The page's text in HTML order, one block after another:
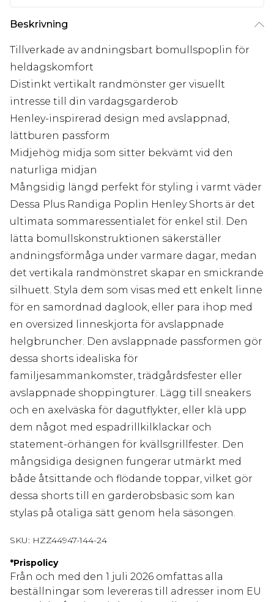
Beskrivning
Tillverkade av andningsbart bomullspoplin för
heldagskomfort
Distinkt vertikalt randmönster ger visuellt
intresse till din vardagsgarderob
Henley-inspirerad design med avslappnad,
lättburen passform
Midjehög midja som sitter bekvämt vid den
naturliga midjan
Mångsidig längd perfekt för styling i varmt väder
Dessa Plus Randiga Poplin Henley Shorts är det
ultimata sommaressentialet för enkel stil. Den
lätta bomullskonstruktionen säkerställer
andningsförmåga under varmare dagar, medan
det vertikala randmönstret skapar en smickrande
silhuett. Styla dem som visas med ett enkelt linne
för en samordnad daglook, eller para ihop med
en oversized linneskjorta för avslappnade
helgbruncher. Den avslappnade passformen gör
dessa shorts idealiska för
familjesammankomster, trädgårdsfester eller
avslappnade shoppingturer. Lägg till sneakers
och en axelväska för dagutflykter, eller klä upp
dem något med espadrillkilklackar och
statement-örhängen för kvällsgrillfester. Den
mångsidiga designen fungerar utmärkt med
både åtsittande och flödande toppar, vilket gör
dessa shorts till en garderobsbasic som kan
stylas på otaliga sätt genom hela säsongen.
SKU: HZZ44947-144-24
*Prispolicy
Från och med den 1 juli 2026 omfattas alla
beställningar som levereras till adresser inom EU